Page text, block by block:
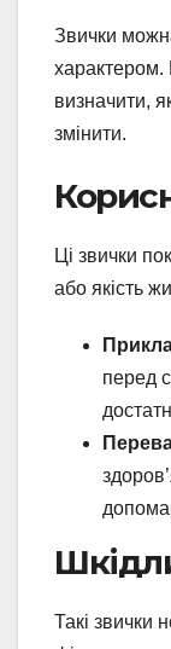
Звички
характером.
визначити,
змінити.
Ці звички
або якість
перед
Такі звички